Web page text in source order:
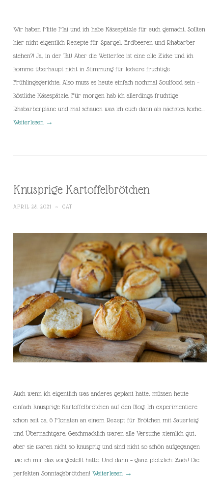
Wir haben Mitte Mai und ich habe Käsespätzle für euch gemacht. Sollten
hier nicht eigentlich Rezepte für Spargel, Erdbeeren und Rhabarber
stehen?! Ja, in der Tat! Aber die Wetterfee ist eine olle Zicke und ich
komme überhaupt nicht in Stimmung für leckere fruchtige
Frühlingsgerichte. Also muss es heute einfach nochmal Soulfood sein –
köstliche Käsespätzle. Für morgen hab ich allerdings fruchtige
Rhabarberpläne und mal schauen was ich euch dann als nächstes koche…
Weiterlesen →
Knusprige Kartoffelbrötchen
APRIL 28, 2021 ~ CAT
Auch wenn ich eigentlich was anderes geplant hatte, müssen heute
einfach knusprige Kartoffelbrötchen auf den Blog. Ich experimentiere
schon seit ca. 6 Monaten an einem Rezept für Brötchen mit Sauerteig
und Übernachtgare. Geschmacklich waren alle Versuche ziemlich gut,
aber sie waren nicht so knusprig und sind nicht so schön aufgegangen
wie ich mir das vorgestellt hatte. Und dann – ganz plötzlich: Zack! Die
perfekten Sonntagsbrötchen! Weiterlesen →